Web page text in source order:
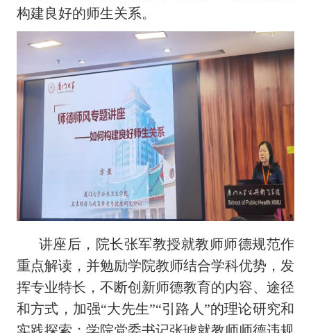
构建良好的师生关系。
讲座后，院长张军教授就教师师德规范作
重点解读，并勉励学院教师结合学科优势，发
挥专业特长，不断创新师德教育的内容、途径
和方式，加强“大先生”“引路人”的理论研究和